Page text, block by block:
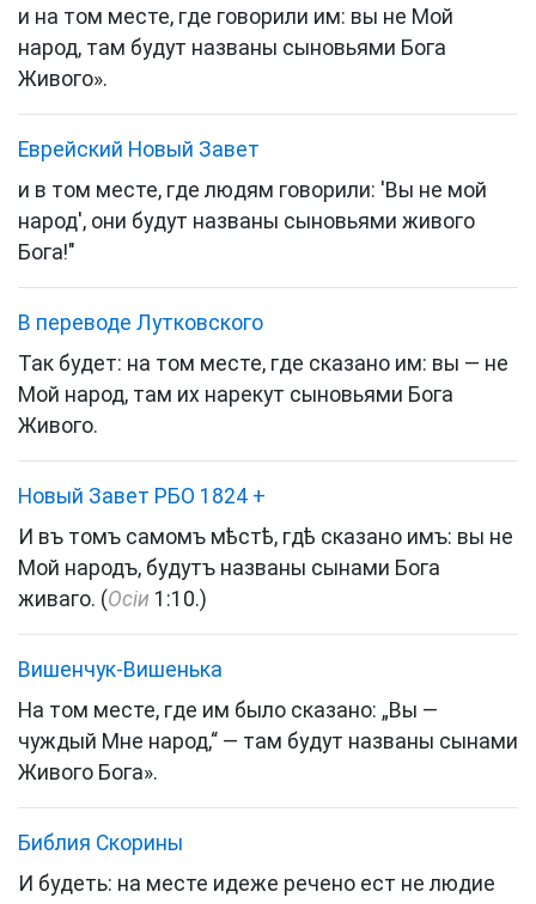
и на том месте, где говорили им: вы не Мой
народ, там будут названы сыновьями Бога
Живого».
Еврейский Новый Завет
и в том месте, где людям говорили: 'Вы не мой
народ', они будут названы сыновьями живого
Бога!"
В переводе Лутковского
Так будет: на том месте, где сказано им: вы — не
Мой народ, там их нарекут сыновьями Бога
Живого.
Новый Завет РБО 1824 +
И въ томъ самомъ мѣстѣ, гдѣ сказано имъ: вы не
Мой народъ, будутъ названы сынами Бога
живаго. (Осіи 1:10.)
Вишенчук-Вишенька
На том месте, где им было сказано: „Вы —
чуждый Мне народ,“ — там будут названы сынами
Живого Бога».
Библия Скорины
И будеть: на месте идеже речено ест не людие